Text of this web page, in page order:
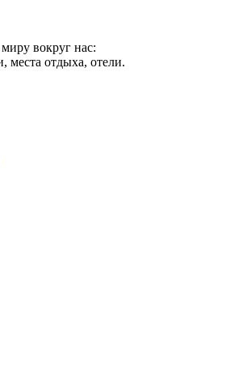
вокруг нас:
места отдыха, отели.